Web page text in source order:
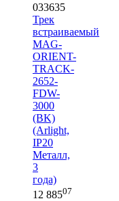
033635
Трек
встраиваемый
MAG-
ORIENT-
TRACK-
2652-
FDW-
3000
(BK)
(Arlight,
IP20
Металл,
3
года)
12 88507